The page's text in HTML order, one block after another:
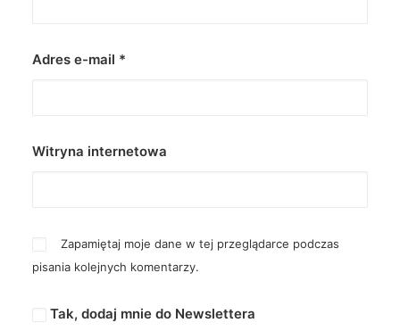
Adres e-mail *
Witryna internetowa
Zapamiętaj moje dane w tej przeglądarce podczas
pisania kolejnych komentarzy.
Tak, dodaj mnie do Newslettera